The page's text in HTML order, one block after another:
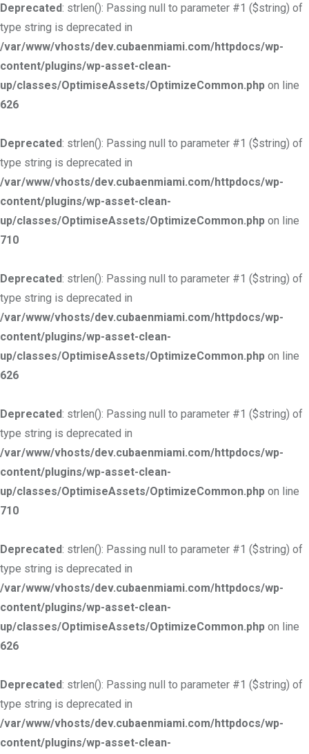
Deprecated: strlen(): Passing null to parameter #1 ($string) of
type string is deprecated in
/var/www/vhosts/dev.cubaenmiami.com/httpdocs/wp-
content/plugins/wp-asset-clean-
up/classes/OptimiseAssets/OptimizeCommon.php on line
626
Deprecated: strlen(): Passing null to parameter #1 ($string) of
type string is deprecated in
/var/www/vhosts/dev.cubaenmiami.com/httpdocs/wp-
content/plugins/wp-asset-clean-
up/classes/OptimiseAssets/OptimizeCommon.php on line
710
Deprecated: strlen(): Passing null to parameter #1 ($string) of
type string is deprecated in
/var/www/vhosts/dev.cubaenmiami.com/httpdocs/wp-
content/plugins/wp-asset-clean-
up/classes/OptimiseAssets/OptimizeCommon.php on line
626
Deprecated: strlen(): Passing null to parameter #1 ($string) of
type string is deprecated in
/var/www/vhosts/dev.cubaenmiami.com/httpdocs/wp-
content/plugins/wp-asset-clean-
up/classes/OptimiseAssets/OptimizeCommon.php on line
710
Deprecated: strlen(): Passing null to parameter #1 ($string) of
type string is deprecated in
/var/www/vhosts/dev.cubaenmiami.com/httpdocs/wp-
content/plugins/wp-asset-clean-
up/classes/OptimiseAssets/OptimizeCommon.php on line
626
Deprecated: strlen(): Passing null to parameter #1 ($string) of
type string is deprecated in
/var/www/vhosts/dev.cubaenmiami.com/httpdocs/wp-
content/plugins/wp-asset-clean-